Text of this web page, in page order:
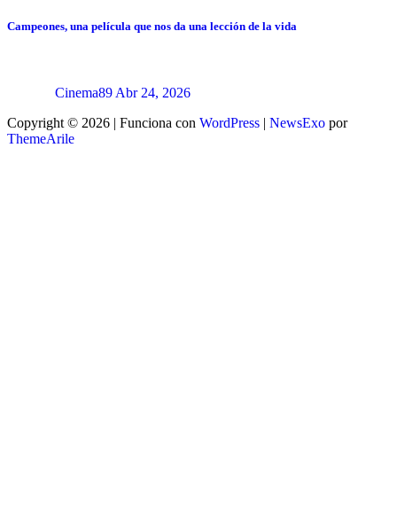
Campeones, una película que nos da una lección de la vida
Cinema89 Abr 24, 2026
Copyright © 2026 | Funciona con WordPress | NewsExo por
ThemeArile